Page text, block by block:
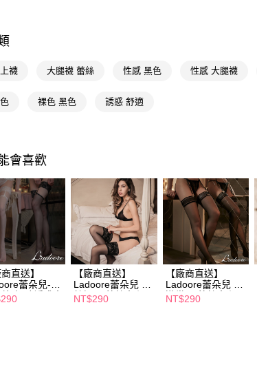
襪 大腿襪 蕾絲 性感 黑色 性感 大腿襪
裸色 黑色 誘惑 舒適
會喜歡
商直送】
蕾朵兒-忌
-極致誘惑大
-多款任選
【廠商直送】
Ladoore蕾朵兒 蕾
絲煙圈 蕾絲大腿
襪-2色任選
NT$290
【廠商直送】
Ladoore蕾朵兒 環
遊世界 蕾絲大腿
襪-2色任選
NT$290